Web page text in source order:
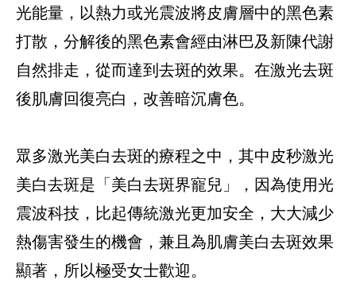
光能量，以熱力或光震波將皮膚層中的黑色素
打散，分解後的黑色素會經由淋巴及新陳代謝
自然排走，從而達到去斑的效果。在激光去斑
後肌膚回復亮白，改善暗沉膚色。
眾多激光美白去斑的療程之中，其中皮秒激光
美白去斑是「美白去斑界寵兒」，因為使用光
震波科技，比起傳統激光更加安全，大大減少
熱傷害發生的機會，兼且為肌膚美白去斑效果
顯著，所以極受女士歡迎。